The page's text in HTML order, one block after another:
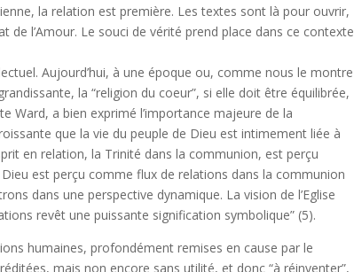
la relation est première. Les textes sont là pour ouvrir,
de l’Amour. Le souci de vérité prend place dans ce contexte
Aujourd’hui, à une époque ou, comme nous le montre
la “religion du coeur”, si elle doit être équilibrée,
Ward, a bien exprimé l’importance majeure de la
que la vie du peuple de Dieu est intimement liée à
en relation, la Trinité dans la communion, est perçu
est perçu comme flux de relations dans la communion
dans une perspective dynamique. La vision de l’Eglise
revêt une puissante signification symbolique” (5).
humaines, profondément remises en cause par le
mais non encore sans utilité, et donc “à réinventer”,